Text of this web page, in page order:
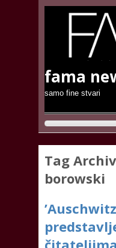
fama
samo fine stvari
Tag
borowski
čitateljima